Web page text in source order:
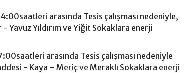
arasında Tesis çalışması nedeniyle,
Yıldırım ve Yiğit Sokaklara enerji
arasında Tesis çalışması nedeniyle
- Kaya – Meriç ve Meraklı Sokaklara enerji